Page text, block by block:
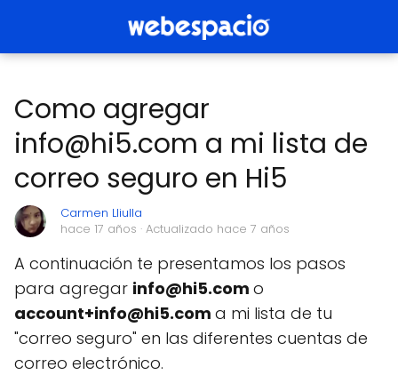
Como agregar
info@hi5.com a mi lista de
correo seguro en Hi5
Carmen Lliulla
hace 17 años · Actualizado hace 7 años
A continuación te presentamos los pasos
para agregar info@hi5.com o
account+info@hi5.com a mi lista de tu
"correo seguro" en las diferentes cuentas de
correo electrónico.